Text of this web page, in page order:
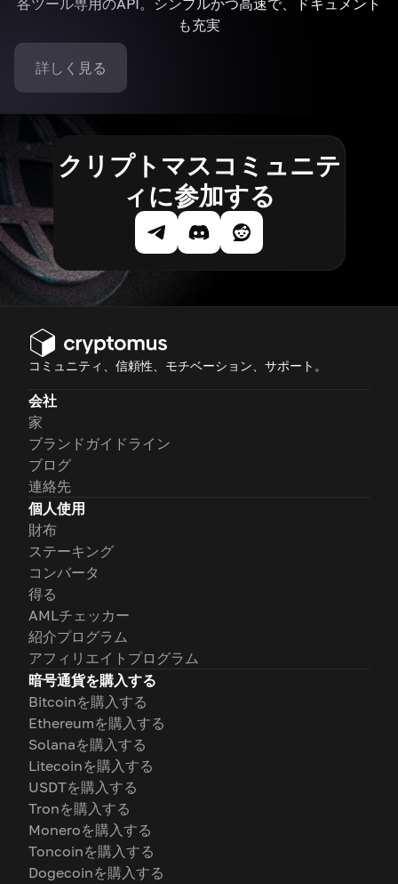
各ツール専用のAPI。シンプルかつ高速で、ドキュメント
も充実
詳しく見る
クリプトマスコミュニテ
ィに参加する
コミュニティ、信頼性、モチベーション、サポート。
会社
家
ブランドガイドライン
ブログ
連絡先
個人使用
財布
ステーキング
コンバータ
得る
AMLチェッカー
紹介プログラム
アフィリエイトプログラム
暗号通貨を購入する
Bitcoinを購入する
Ethereumを購入する
Solanaを購入する
Litecoinを購入する
USDTを購入する
Tronを購入する
Moneroを購入する
Toncoinを購入する
Dogecoinを購入する